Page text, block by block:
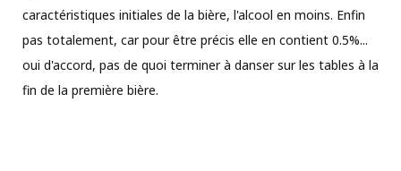
caractéristiques initiales de la bière, l'alcool en moins. Enfin
pas totalement, car pour être précis elle en contient 0.5%...
oui d'accord, pas de quoi terminer à danser sur les tables à la
fin de la première bière.